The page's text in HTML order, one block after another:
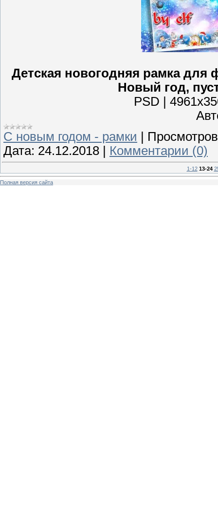
Детская новогодняя рамка для
Новый год,
PSD |
С новым годом - рамки
Дата: 24.12.2018 Комментарии (0)
1-12 13-24
Полная версия сайта